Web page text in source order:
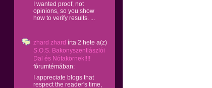
I wanted proof, not
opinions, so you show
how to verify results. ...
zhard zhard írta 2 hete a(z)
S.O.S. Bakonyszentlászlói
Dal és Nótakörnek!!!!
fórumtémában:
I appreciate blogs that
respect the reader's time,